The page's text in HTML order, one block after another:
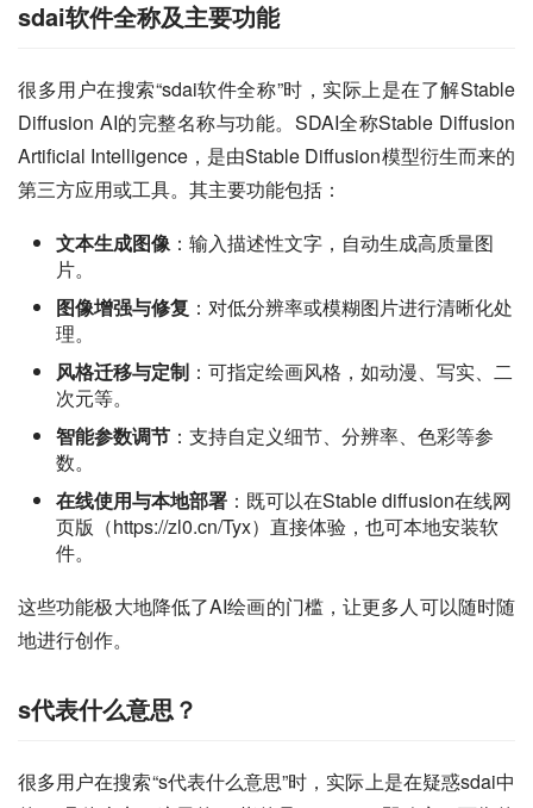
sdai软件全称及主要功能
很多用户在搜索“sdai软件全称”时，实际上是在了解Stable
Diffusion AI的完整名称与功能。SDAI全称Stable Diffusion
Artificial Intelligence，是由Stable Diffusion模型衍生而来的
第三方应用或工具。其主要功能包括：
文本生成图像：输入描述性文字，自动生成高质量图
片。
图像增强与修复 ：对低分辨率或模糊图片进行清晰化处
理。
风格迁移与定制 ：可指定绘画风格，如动漫、写实、二
次元等。
智能参数调节 ：支持自定义细节、分辨率、色彩等参
数。
在线使用与本地部署 ：既可以在Stable diffusion在线网
页版（https://zl0.cn/Tyx）直接体验，也可本地安装软
件。
这些功能极大地降低了AI绘画的门槛，让更多人可以随时随
地进行创作。
s代表什么意思？
很多用户在搜索“s代表什么意思”时，实际上是在疑惑sdai中